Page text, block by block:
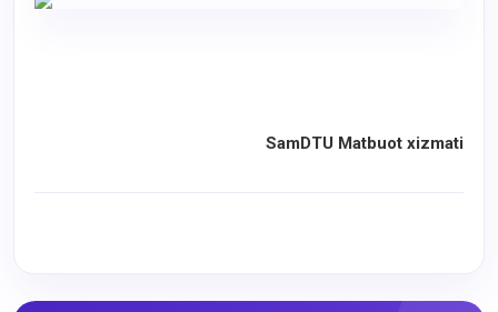
SamDTU Matbuot xizmati